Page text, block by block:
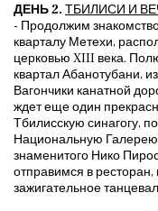
ДЕНЬ 2. ТБИЛИСИ И
- Продолжим
кварталу Метехи,
церковью XIII века.
квартал Абанотубани,
Вагончики канатной
ждет еще один
Тбилисскую синагогу,
Национальную Галерею
знаменитого Нико
отправимся в
зажигательное